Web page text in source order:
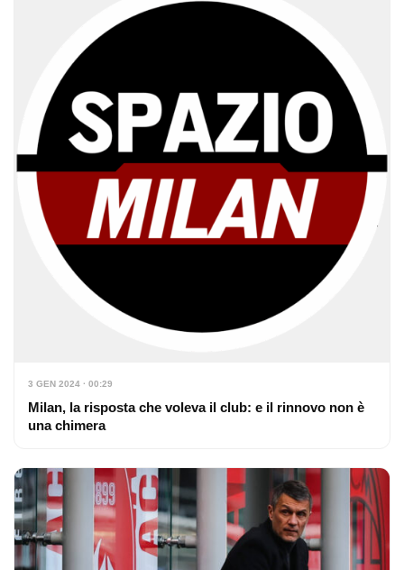
3 GEN 2024 · 00:29
Milan, la risposta che voleva il club: e il rinnovo non è
una chimera